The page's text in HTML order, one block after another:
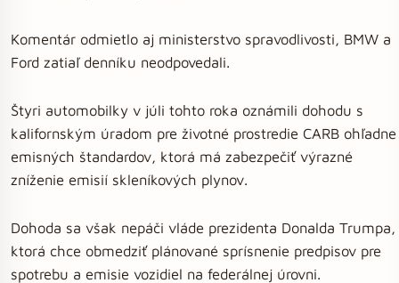
Komentár odmietlo aj ministerstvo spravodlivosti, BMW a
Ford zatiaľ denníku neodpovedali.
Štyri automobilky v júli tohto roka oznámili dohodu s
kalifornským úradom pre životné prostredie CARB ohľadne
emisných štandardov, ktorá má zabezpečiť výrazné
zníženie emisií skleníkových plynov.
Dohoda sa však nepáči vláde prezidenta Donalda Trumpa,
ktorá chce obmedziť plánované sprísnenie predpisov pre
spotrebu a emisie vozidiel na federálnej úrovni.